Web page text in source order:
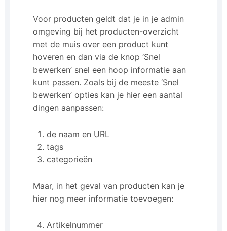
Voor producten geldt dat je in je admin
omgeving bij het producten-overzicht
met de muis over een product kunt
hoveren en dan via de knop ‘Snel
bewerken’ snel een hoop informatie aan
kunt passen. Zoals bij de meeste ‘Snel
bewerken’ opties kan je hier een aantal
dingen aanpassen:
de naam en URL
tags
categorieën
Maar, in het geval van producten kan je
hier nog meer informatie toevoegen:
Artikelnummer